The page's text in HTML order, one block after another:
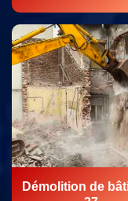
Démolition de